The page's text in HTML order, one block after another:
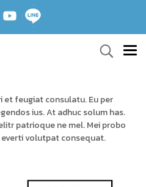
et feugiat consulatu. Eu per
ius. At adhuc solum has.
patrioque ne mel. Mei probo
volutpat consequat.